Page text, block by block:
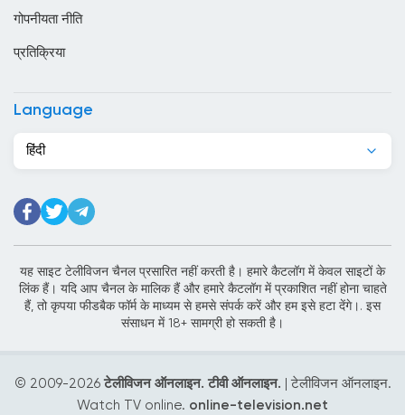
कांगो
किर्गिज़स्तान
केप वर्ड
कोटे डी आइवर
कोलंबिया
गोपनीयता नीति
प्रतिक्रिया
Language
हिंदी
यह साइट टेलीविजन चैनल प्रसारित नहीं करती है। हमारे कैटलॉग में केवल साइटों के
लिंक हैं। यदि आप चैनल के मालिक हैं और हमारे कैटलॉग में प्रकाशित नहीं होना चाहते
हैं, तो कृपया फीडबैक फॉर्म के माध्यम से हमसे संपर्क करें और हम इसे हटा देंगे।. इस
संसाधन में 18+ सामग्री हो सकती है।
© 2009-2026 टेलीविजन ऑनलाइन. टीवी ऑनलाइन. | टेलीविजन ऑनलाइन.
Watch TV online. online-television.net